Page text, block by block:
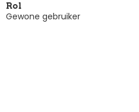
Rol
Gewone gebruiker